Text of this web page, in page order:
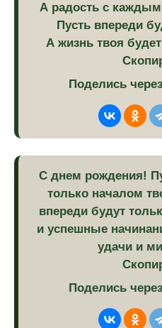
А радость с
Пусть впереди
А жизнь твоя
Поделись
С днем рождения!
только началом
впереди будут
и успешные
удачи и
Поделись